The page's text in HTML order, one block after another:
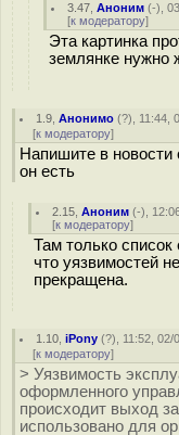
3.47 ,Аноним (-),
[к модератору]
Эта картинка
землянке нужно
1.9 ,Анонимо (?), 11:44,
[к модератору]
Напишите в новости
он есть
2.15 ,Аноним (-),
[к модератору]
Там только
что уязвимостей
прекращена.
1.10 ,iPony (?), 11:52, 02/
[к модератору]
> Уязвимость
оформленного
происходит выход
использовано для